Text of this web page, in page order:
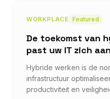
WORKPLACE Featured
De toekomst van
past uw IT zich
Hybride werken is de
infrastructuur
productiviteit en